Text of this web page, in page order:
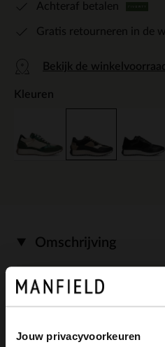
Jouw privacyvoorkeuren
Achteraf betalen
Gratis retourneren in de
Bekijk de winkelvoorraad
Kleuren
Omschrijving
Zwarte leren